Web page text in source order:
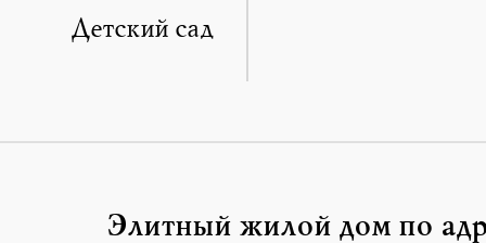
Детский сад
Элитный жилой дом по